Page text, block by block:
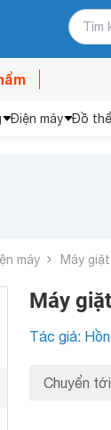
Điện máy Đồ
máy Máy giặt
Máy
Tác giả:
Chuyển